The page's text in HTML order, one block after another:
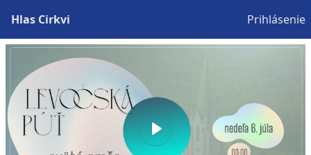
Hlas Cirkvi Prihlásenie
Play